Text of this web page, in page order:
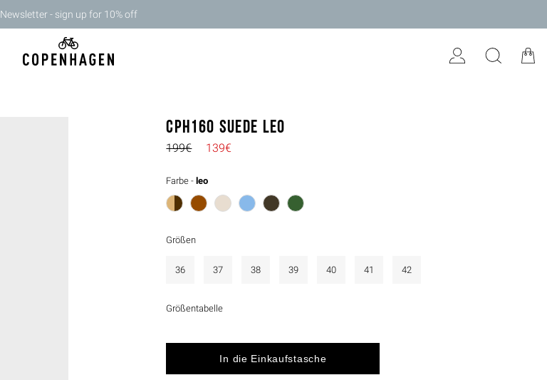
Newsletter - sign up for 10% off
CPH160 suede leo
199€ 139€
Farbe -leo
Größen
36 37 38 39 40 41 42
Größentabelle